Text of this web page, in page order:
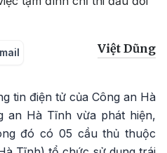
Việt Dũng
tin điện tử của Công an Hà
an Hà Tĩnh vừa phát hiện,
đó có 05 cầu thủ thuộc